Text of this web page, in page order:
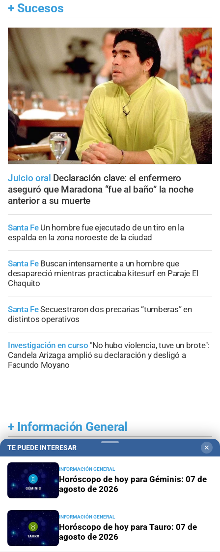
+ Sucesos
Juicio oral Declaración clave: el enfermero
aseguró que Maradona “fue al baño” la noche
anterior a su muerte
Santa Fe Un hombre fue ejecutado de un tiro en la
espalda en la zona noroeste de la ciudad
Santa Fe Buscan intensamente a un hombre que
desapareció mientras practicaba kitesurf en Paraje El
Chaquito
Santa FeSecuestraron dos precarias “tumberas” en
distintos operativos
Investigación en curso "No hubo violencia, tuve un brote":
Candela Arizaga amplió su declaración y desligó a
Facundo Moyano
+ Información General
TE PUEDE INTERESAR ✕
INFORMACIÓN GENERAL
Horóscopo de hoy para Géminis: 07 de
agosto de 2026
INFORMACIÓN GENERAL
Horóscopo de hoy para Tauro: 07 de
agosto de 2026